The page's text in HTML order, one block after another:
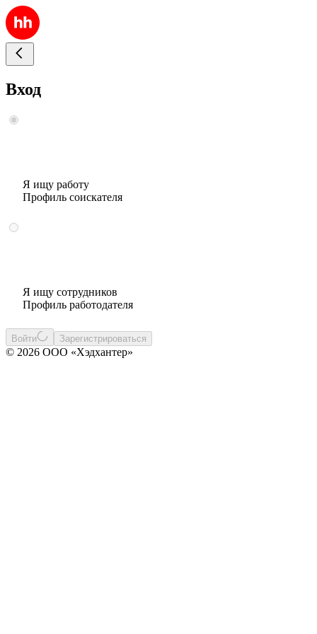
Вход
Я ищу работу
Профиль соискателя
Я ищу сотрудников
Профиль работодателя
Войти Зарегистрироваться
© 2026 ООО «Хэдхантер»